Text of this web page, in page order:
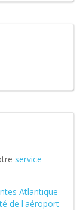
service
Atlantique
de l'aéroport